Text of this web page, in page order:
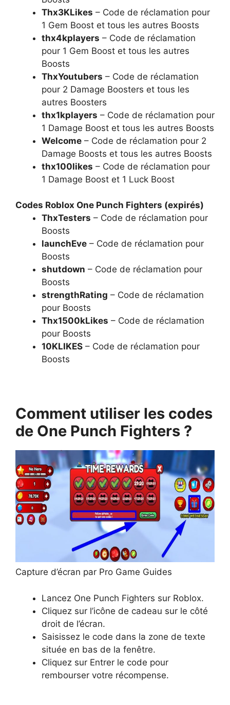
Thx3KLikes – Code de réclamation pour
1 Gem Boost et tous les autres Boosts
thx4kplayers – Code de réclamation
pour 1 Gem Boost et tous les autres
Boosts
ThxYoutubers – Code de réclamation
pour 2 Damage Boosters et tous les
autres Boosters
thx1kplayers – Code de réclamation pour
1 Damage Boost et tous les autres Boosts
Welcome – Code de réclamation pour 2
Damage Boosts et tous les autres Boosts
thx100likes – Code de réclamation pour
1 Damage Boost et 1 Luck Boost
Codes Roblox One Punch Fighters (expirés)
ThxTesters – Code de réclamation pour
Boosts
launchEve – Code de réclamation pour
Boosts
shutdown – Code de réclamation pour
Boosts
strengthRating – Code de réclamation
pour Boosts
Thx1500kLikes – Code de réclamation
pour Boosts
10KLIKES – Code de réclamation pour
Boosts
Comment utiliser les codes
de One Punch Fighters ?
Capture d’écran par Pro Game Guides
Lancez One Punch Fighters sur Roblox.
Cliquez sur l’icône de cadeau sur le côté
droit de l’écran.
Saisissez le code dans la zone de texte
située en bas de la fenêtre.
Cliquez sur Entrer le code pour
rembourser votre récompense.